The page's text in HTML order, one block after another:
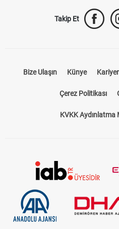
Takip Et
Bize Ulaşın Künye Kariyer
Çerez Politikası
KVKK Aydınlatma